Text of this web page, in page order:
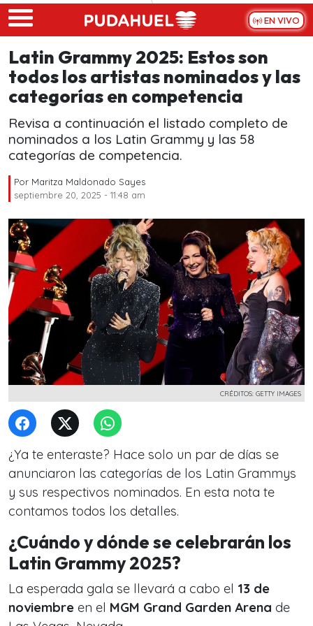
Skip to main content
EN VIVO
Latin Grammy 2025: Estos son
todos los artistas nominados y las
categorías en competencia
Revisa a continuación el listado completo de
nominados a los Latin Grammy y las 58
categorías de competencia.
Por Maritza Maldonado Sayes
septiembre 20, 2025 - 11:48 am
CRÉDITOS: GETTY IMAGES
¿Ya te enteraste? Hace solo un par de días se
anunciaron las categorías de los Latin Grammys
y sus respectivos nominados. En esta nota te
contamos todos los detalles.
¿Cuándo y dónde se celebrarán los
Latin Grammy 2025?
La esperada gala se llevará a cabo el 13 de
noviembre en el MGM Grand Garden Arena de